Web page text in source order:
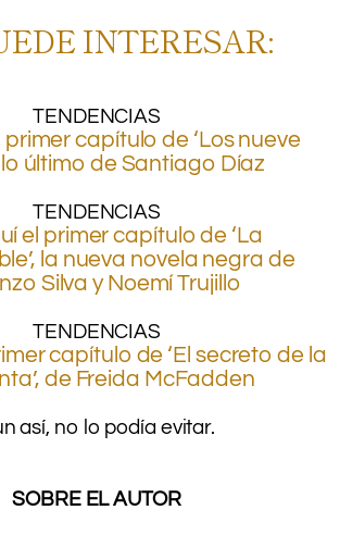
INTERESAR:
TENDENCIAS
primer capítulo de ‘Los nueve
lo último de Santiago Díaz
TENDENCIAS
el primer capítulo de ‘La
la nueva novela negra de
Silva y Noemí Trujillo
TENDENCIAS
capítulo de ‘El secreto de la
de Freida McFadden
así, no lo podía evitar.
SOBRE EL AUTOR